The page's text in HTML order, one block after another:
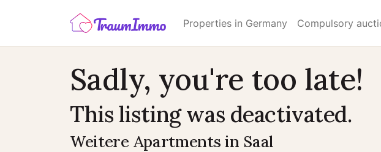
Properties in Germany Compulsory
Sadly, you're too late!
This listing was deactivated.
Weitere Apartments in Saal